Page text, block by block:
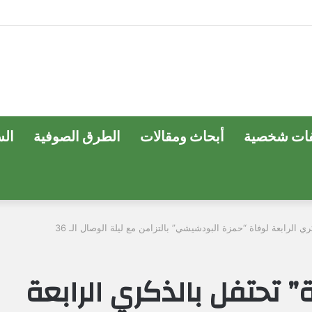
شخصية أبحاث ومقالات الطرق الصوفية
الرابعة لوفاة “حمزة البودشيشي” بالتزامن مع ليلة الوصال الـ 36
تحتفل بالذكري الرابعة